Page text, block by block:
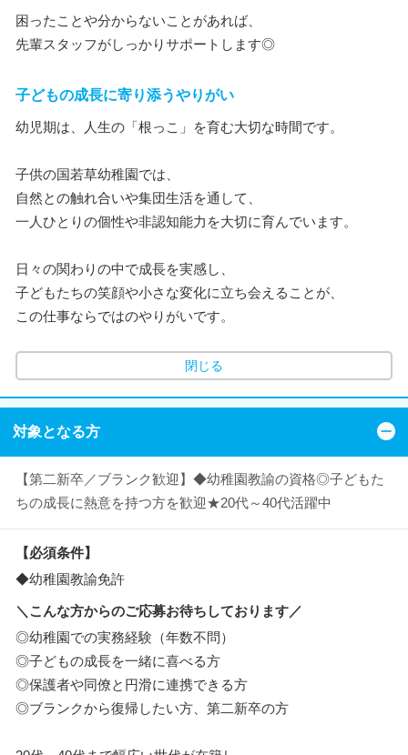
困ったことや分からないことがあれば、
先輩スタッフがしっかりサポートします◎
子どもの成長に寄り添うやりがい
幼児期は、人生の「根っこ」を育む大切な時間です。
子供の国若草幼稚園では、
自然との触れ合いや集団生活を通して、
一人ひとりの個性や非認知能力を大切に育んでいます。
日々の関わりの中で成長を実感し、
子どもたちの笑顔や小さな変化に立ち会えることが、
この仕事ならではのやりがいです。
閉じる
対象となる方
【第二新卒／ブランク歓迎】◆幼稚園教諭の資格◎子どもた
ちの成長に熱意を持つ方を歓迎★20代～40代活躍中
【必須条件】
◆幼稚園教諭免許
＼こんな方からのご応募お待ちしております／
◎幼稚園での実務経験（年数不問）
◎子どもの成長を一緒に喜べる方
◎保護者や同僚と円滑に連携できる方
◎ブランクから復帰したい方、第二新卒の方